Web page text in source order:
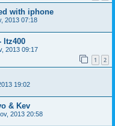
with iphone
2013 07:18
ltz400
2013 09:17
1 2
19:02
& Kev
2013 20:58